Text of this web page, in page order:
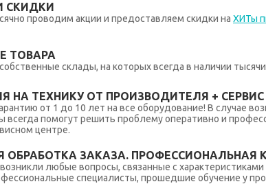
СКИДКИ
проводим акции и предоставляем скидки на ХИТы
ТОВАРА
склады, на которых всегда в наличии
НА ТЕХНИКУ ОТ ПРОИЗВОДИТЕЛЯ +
от 1 до 10 лет на все оборудование! В случае
всегда помогут решить проблему оперативно и
центре.
ОБРАБОТКА ЗАКАЗА. ПРОФЕССИОНАЛЬНАЯ
любые вопросы, связанные с
специалисты, прошедшие обучение у